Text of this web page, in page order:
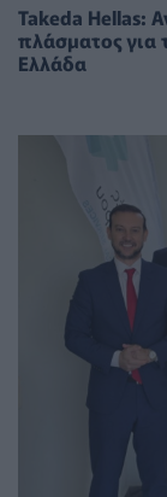
Takeda Hellas:
πλάσματος
Ελλάδα